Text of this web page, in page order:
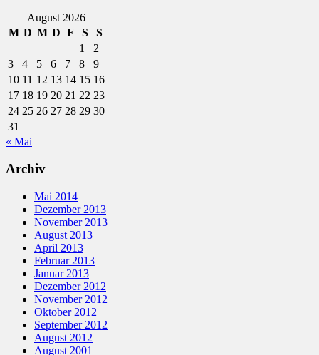
August 2026
M D M D F S
S
1
2
3
4 5 6 7 8
9
10 11 12 13 14 15 16
17 18 19 20 21 22 23
24 25 26 27 28 29 30
31
« Mai
Archiv
Mai 2014
Dezember 2013
November 2013
August 2013
April 2013
Februar 2013
Januar 2013
Dezember 2012
November 2012
Oktober 2012
September 2012
August 2012
August 2001